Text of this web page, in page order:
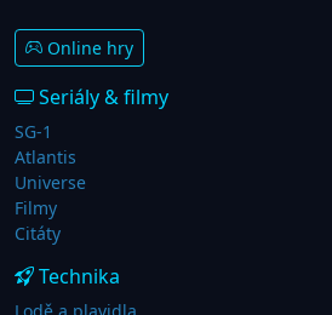
Online hry
Seriály & filmy
SG-1
Atlantis
Universe
Filmy
Citáty
Technika
Lodě a plavidla